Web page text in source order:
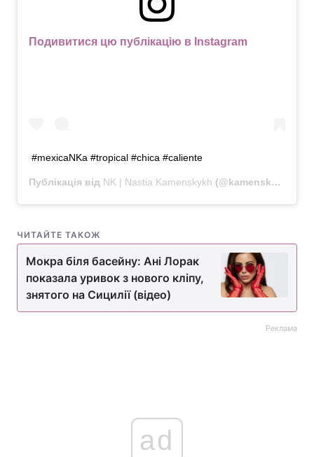
Подивитися цю публікацію в Instagram
#mexicaNKa #tropical #chica #caliente
Публікація від NK | Nastia Kamenskykh (@kamenskux)
ЧИТАЙТЕ ТАКОЖ
Мокра біля басейну: Ані Лорак
показала уривок з нового кліпу,
знятого на Сицилії (відео)
Реклама
ad